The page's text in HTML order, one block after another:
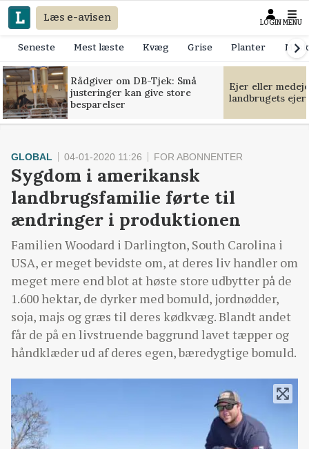
Læs e-avisen LOGIN MENU
Seneste Mest læste Kvæg Grise Planter
Rådgiver om DB-Tjek: Små
justeringer kan give store
besparelser
Ejer eller
landbrugets
GLOBAL 04-01-2020 11:26 FOR ABONNENTER
Sygdom i amerikansk
landbrugsfamilie førte til
ændringer i produktionen
Familien Woodard i Darlington, South Carolina i
USA, er meget bevidste om, at deres liv handler om
meget mere end blot at høste store udbytter på de
1.600 hektar, de dyrker med bomuld, jordnødder,
soja, majs og græs til deres kødkvæg. Blandt andet
får de på en livstruende baggrund lavet tæpper og
håndklæder ud af deres egen, bæredygtige bomuld.